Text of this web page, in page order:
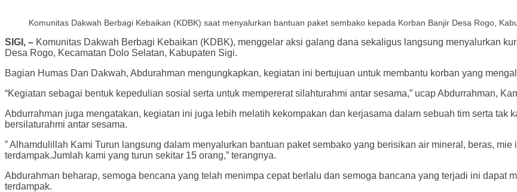
Komunitas Dakwah Berbagi Kebaikan (KDBK) saat menyalurkan bantuan paket sembako kepada Korban Banjir Desa Rogo,
SIGI, – Komunitas Dakwah Berbagi Kebaikan (KDBK), menggelar aksi galang dana sekaligus langsung menyalurkan
Desa Rogo, Kecamatan Dolo Selatan, Kabupaten Sigi.
Bagian Humas Dan Dakwah, Abdurahman mengungkapkan, kegiatan ini bertujuan untuk membantu korban yang
“Kegiatan sebagai bentuk kepedulian sosial serta untuk mempererat silahturahmi antar sesama,” ucap Abdurrahman,
Abdurrahman juga mengatakan, kegiatan ini juga lebih melatih kekompakan dan kerjasama dalam sebuah tim serta tak
bersilaturahmi antar sesama.
” Alhamdulillah Kami Turun langsung dalam menyalurkan bantuan paket sembako yang berisikan air mineral, beras,
terdampak.Jumlah kami yang turun sekitar 15 orang,” terangnya.
Abdurahman beharap, semoga bencana yang telah menimpa cepat berlalu dan semoga bancana yang terjadi ini dapat
terdampak.